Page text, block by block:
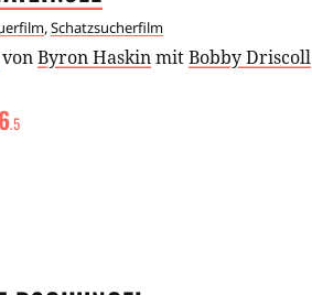
,Schatzsucherfilm
vonByron HaskinmitBobby Driscoll
6.5